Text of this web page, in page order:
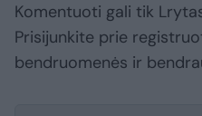
Komentuoti gali tik
Prisijunkite prie
bendruomenės ir